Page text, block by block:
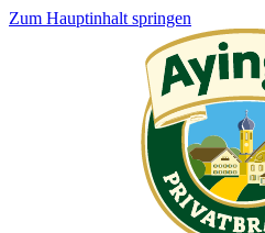
Zum Hauptinhalt springen